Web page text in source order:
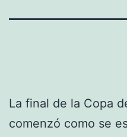
La final de la Copa
comenzó como se